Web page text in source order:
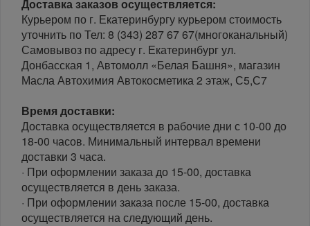
Доставка заказов осуществляется:
Курьером по г. Екатеринбургу курьером стоимость
уточнить по Тел: 8 (343) 287 67 67(многоканальный)
Самовывоз по адресу г. Екатеринбург ул.
Донбасская 1, Автомолл «Белая Башня», магазин
Масла Автохимия Автокосметика 2 этаж, С5,С7
Время доставки:
Доставка осуществляется в рабочие дни с 10-00 до
18-00 часов. Минимальный интервал времени
доставки 3 часа.
· При оформлении заказа до 15-00, доставка
осуществляется в день заказа.
· При оформлении заказа после 15-00, доставка
осуществляется на следующий день.